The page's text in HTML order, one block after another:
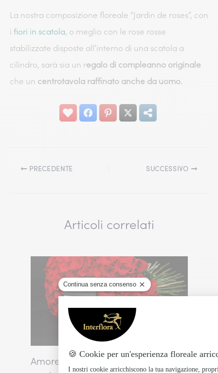
La nostra composizione floreale “Jardin de roses”, con
i fiori in scatola, o meglio con le rose rosse
stabilizzate disposte all’interno di una scatola a
cilindro, sarà sia un regalo di compleanno originale
che un centrotavola raffinato anche da uomo.
PRECEDENTE SUCCESSIVO
Articoli correlati
Amore, Dolcezza e Gelosia … ditelo